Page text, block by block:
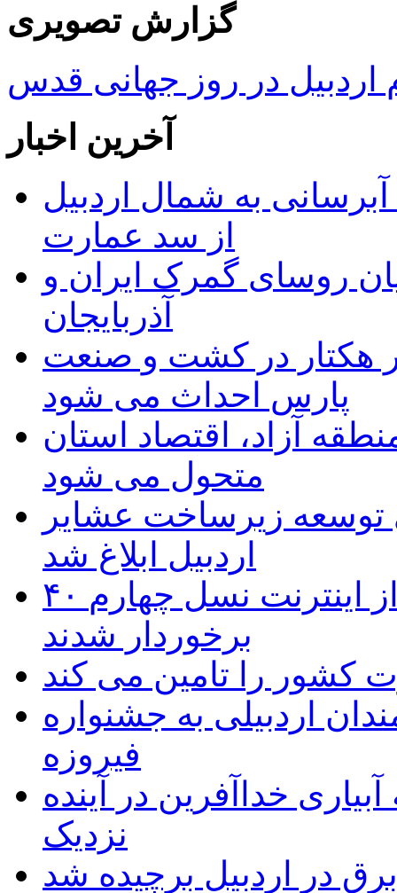
گزارش تصویری
در روز جهانی قدس
آخرین اخبار
ماده ۲۳ طرح آبرسانی به شمال اردبیل
از سد عمارت
روسای گمرک ایران و
آذربایجان
هکتار در کشت و صنعت
پارس احداث می شود
آزاد، اقتصاد استان
متحول می شود
برای توسعه زیرساخت عشایر
اردبیل ابلاغ شد
۴۰ روستای شهرستان گِرمی از اینترنت نسل چهارم
برخوردار شدند
به۵۰ اثر هنرمندان اردبیلی به جشنواره
فیروزه
خداآفرین در آینده
نزدیک